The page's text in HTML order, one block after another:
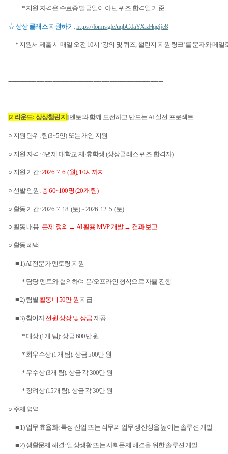
* 지원 자격은 수료증 발급일이 아닌 퀴즈 합격일 기준
☆ 상상 클래스 지원하기:https://forms.gle/uqbCdaYXtzHqgjje8
* 지원서 제출 시 매일 오전 10시 ‘강의 및 퀴즈 챌린지 지원 링크 ’를 문자와 메일
-----------------------------------------------------------------------------------------------
[2 라운드: 상상챌린지 ]멘토와 함께 도전하고 만드는AI실전 프로젝트
○ 지원 단위 : 팀(3~5인) 또는 개인 지원
○ 지원 자격 : 4년제 대학교 재∙휴학생 (상상클래스 퀴즈 합격자)
○ 지원 기간:2026. 7. 6. (월), 10시까지
○ 선발 인원 : 총60~100명 (20개 팀)
○ 활동 기간: 2026. 7. 18. (토) ~ 2026. 12. 5. (토)
○ 활동 내용: 문제 정의 → AI활용 MVP개발 → 결과 보고
○ 활동 혜택
■ 1) AI전문가 멘토링 지원
* 담당 멘토와 협의하여 온/오프라인 형식으로 자율 진행
■ 2) 팀별 활동비 50만 원 지급
■3) 참여자전원 상장 및 상금 제공
*대상(1개 팀):상금600만 원
* 최우수상(1 개 팀): 상금500만 원
* 우수상(3개 팀): 상금 각300만 원
* 장려상(15개 팀): 상금 각30만 원
○ 주제 영역
■1) 업무 효율화: 특정 산업 또는 직무의 업무 생산성을 높이는 솔루션 개발
■2)생활문제 해결: 일상생활 또는 사회문제 해결을 위한 솔루션 개발